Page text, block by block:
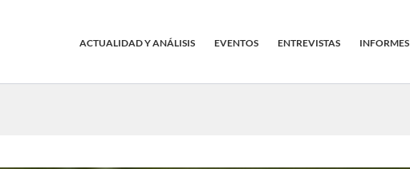
ACTUALIDAD Y ANÁLISIS EVENTOS ENTREVISTAS INFORMES